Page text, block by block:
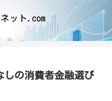
ット.com
しの消費者金融選び